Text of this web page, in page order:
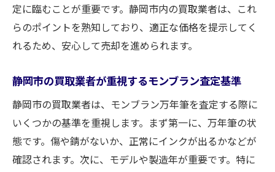
定に臨むことが重要です。静岡市内の買取業者は、これ
らのポイントを熟知しており、適正な価格を提示してく
れるため、安心して売却を進められます。
静岡市の買取業者が重視するモンブラン査定基準
静岡市の買取業者は、モンブラン万年筆を査定する際に
いくつかの基準を重視します。まず第一に、万年筆の状
態です。傷や錆がないか、正常にインクが出るかなどが
確認されます。次に、モデルや製造年が重要です。特に